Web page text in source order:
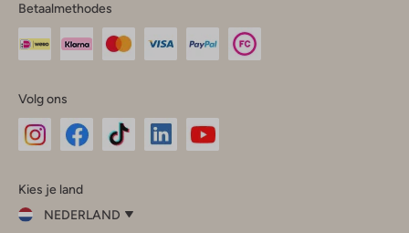
Betaalmethodes
Volg ons
InstagramFacebook
Kies je land
NEDERLAND